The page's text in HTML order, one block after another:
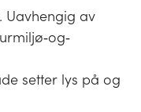
Uavhengig av
setter lys på og